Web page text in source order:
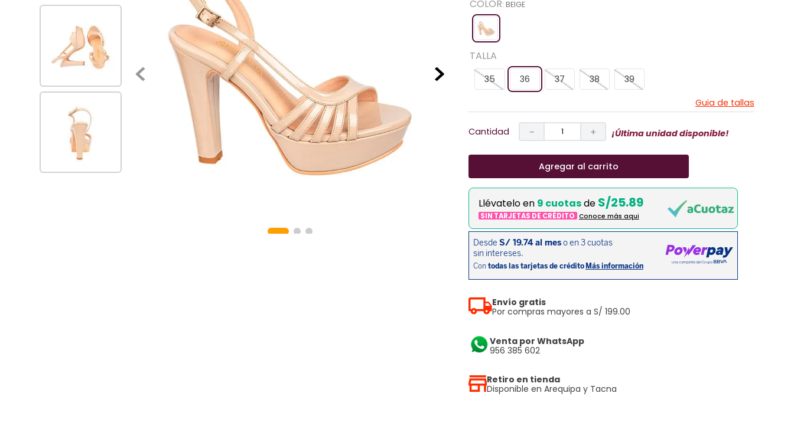
COLOR: BEIGE
TALLA
35 36 37 38
39
Guia de tallas
Cantidad ＋
－ ¡Última unidad disponible!
Agregar al carrito
Llévatelo en 9 cuotasde S/25.89
SIN TARJETAS DE CRÉDITO Conoce más aqui
Envío gratis
Por compras mayores a S/ 199.00
Venta por WhatsApp
956 385 602
Retiro en tienda
Disponible en Arequipa y Tacna
via uno
balerinas
zapatillas urbanas
zapatilla mujer